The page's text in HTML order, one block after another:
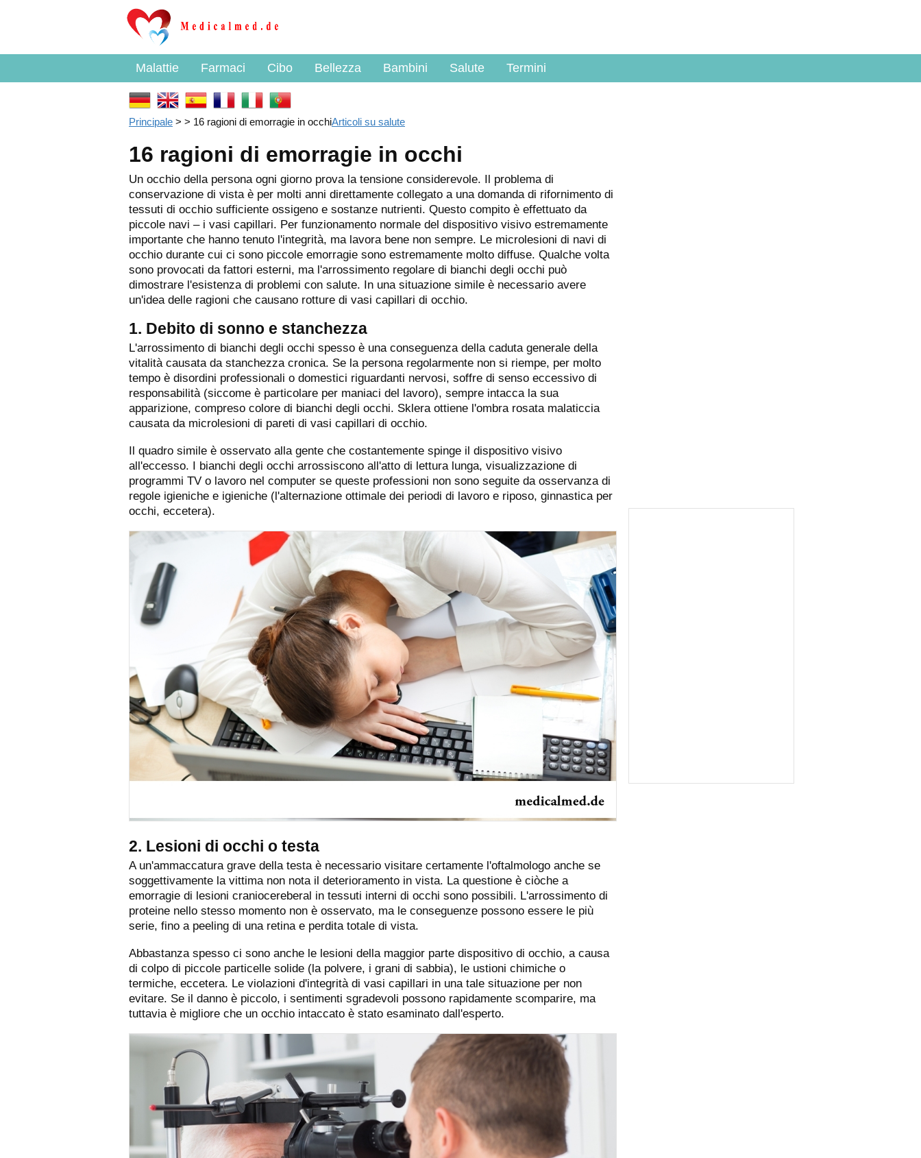
Malattie Farmaci Cibo Bellezza Bambini Salute Termini
Principale > > 16 ragioni di emorragie in occhiArticoli su salute
16 ragioni di emorragie in occhi
Un occhio della persona ogni giorno prova la tensione considerevole. Il problema di
conservazione di vista è per molti anni direttamente collegato a una domanda di rifornimento di
tessuti di occhio sufficiente ossigeno e sostanze nutrienti. Questo compito è effettuato da
piccole navi – i vasi capillari. Per funzionamento normale del dispositivo visivo estremamente
importante che hanno tenuto l'integrità, ma lavora bene non sempre. Le microlesioni di navi di
occhio durante cui ci sono piccole emorragie sono estremamente molto diffuse. Qualche volta
sono provocati da fattori esterni, ma l'arrossimento regolare di bianchi degli occhi può
dimostrare l'esistenza di problemi con salute. In una situazione simile è necessario avere
un'idea delle ragioni che causano rotture di vasi capillari di occhio.
1. Debito di sonno e stanchezza
L'arrossimento di bianchi degli occhi spesso è una conseguenza della caduta generale della
vitalità causata da stanchezza cronica. Se la persona regolarmente non si riempe, per molto
tempo è disordini professionali o domestici riguardanti nervosi, soffre di senso eccessivo di
responsabilità (siccome è particolare per maniaci del lavoro), sempre intacca la sua
apparizione, compreso colore di bianchi degli occhi. Sklera ottiene l'ombra rosata malaticcia
causata da microlesioni di pareti di vasi capillari di occhio.
Il quadro simile è osservato alla gente che costantemente spinge il dispositivo visivo
all'eccesso. I bianchi degli occhi arrossiscono all'atto di lettura lunga, visualizzazione di
programmi TV o lavoro nel computer se queste professioni non sono seguite da osservanza di
regole igieniche e igieniche (l'alternazione ottimale dei periodi di lavoro e riposo, ginnastica per
occhi, eccetera).
2. Lesioni di occhi o testa
A un'ammaccatura grave della testa è necessario visitare certamente l'oftalmologo anche se
soggettivamente la vittima non nota il deterioramento in vista. La questione è ciòche a
emorragie di lesioni craniocereberal in tessuti interni di occhi sono possibili. L'arrossimento di
proteine nello stesso momento non è osservato, ma le conseguenze possono essere le più
serie, fino a peeling di una retina e perdita totale di vista.
Abbastanza spesso ci sono anche le lesioni della maggior parte dispositivo di occhio, a causa
di colpo di piccole particelle solide (la polvere, i grani di sabbia), le ustioni chimiche o
termiche, eccetera. Le violazioni d'integrità di vasi capillari in una tale situazione per non
evitare. Se il danno è piccolo, i sentimenti sgradevoli possono rapidamente scomparire, ma
tuttavia è migliore che un occhio intaccato è stato esaminato dall'esperto.